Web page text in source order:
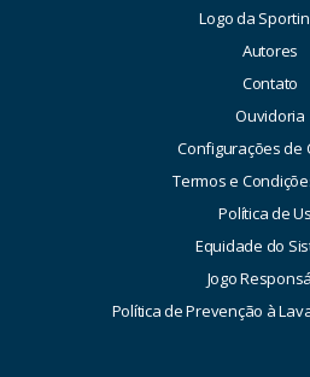
Logo da
Autores
Contato
Ouvidoria
Configurações de
Termos e
Política de
Equidade do
Jogo
Política de Prevenção à